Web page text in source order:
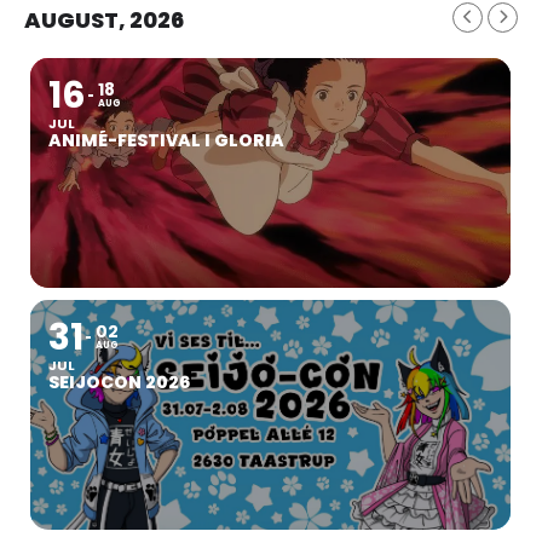
AUGUST, 2026
16
JUL
18
AUG
ANIMÉ-FESTIVAL I GLORIA
31
JUL
02
AUG
SEIJOCON 2026